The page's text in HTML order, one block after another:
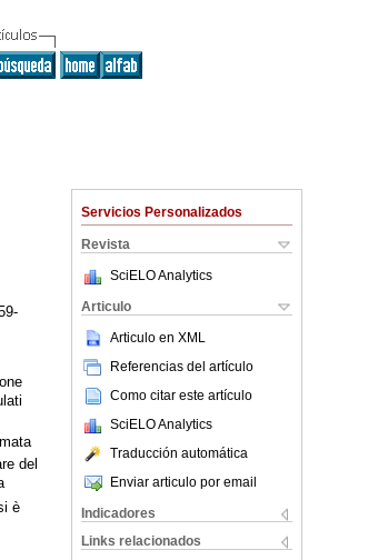
Servicios Personalizados
Revista
SciELO Analytics
Articulo
Articulo en XML
Referencias del artículo
Como citar este artículo
SciELO Analytics
Traducción automática
Enviar articulo por email
Indicadores
Links relacionados
del
è